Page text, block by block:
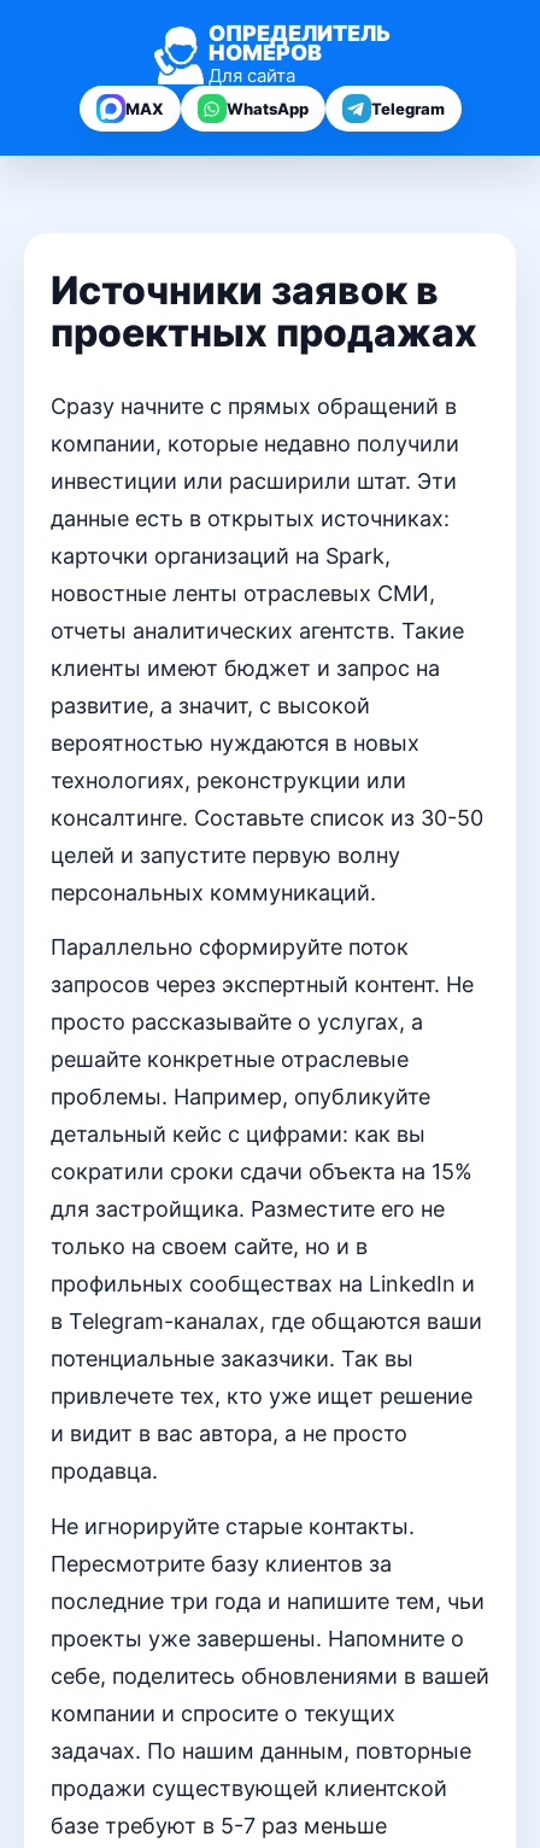
ОПРЕДЕЛИТЕЛЬ
НОМЕРОВ
Для сайта
MAX WhatsApp Telegram
Источники заявок в
проектных продажах
Сразу начните с прямых обращений в
компании, которые недавно получили
инвестиции или расширили штат. Эти
данные есть в открытых источниках:
карточки организаций на Spark,
новостные ленты отраслевых СМИ,
отчеты аналитических агентств. Такие
клиенты имеют бюджет и запрос на
развитие, а значит, с высокой
вероятностью нуждаются в новых
технологиях, реконструкции или
консалтинге. Составьте список из 30-50
целей и запустите первую волну
персональных коммуникаций.
Параллельно сформируйте поток
запросов через экспертный контент. Не
просто рассказывайте о услугах, а
решайте конкретные отраслевые
проблемы. Например, опубликуйте
детальный кейс с цифрами: как вы
сократили сроки сдачи объекта на 15%
для застройщика. Разместите его не
только на своем сайте, но и в
профильных сообществах на LinkedIn и
в Telegram-каналах, где общаются ваши
потенциальные заказчики. Так вы
привлечете тех, кто уже ищет решение
и видит в вас автора, а не просто
продавца.
Не игнорируйте старые контакты.
Пересмотрите базу клиентов за
последние три года и напишите тем, чьи
проекты уже завершены. Напомните о
себе, поделитесь обновлениями в вашей
компании и спросите о текущих
задачах. По нашим данным, повторные
продажи существующей клиентской
базе требуют в 5-7 раз меньше